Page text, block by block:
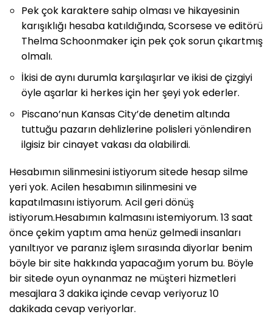
Pek çok karaktere sahip olması ve hikayesinin
karışıklığı hesaba katıldığında, Scorsese ve editörü
Thelma Schoonmaker için pek çok sorun çıkartmış
olmalı.
İkisi de aynı durumla karşılaşırlar ve ikisi de çizgiyi
öyle aşarlar ki herkes için her şeyi yok ederler.
Piscano’nun Kansas City’de denetim altında
tuttuğu pazarın dehlizlerine polisleri yönlendiren
ilgisiz bir cinayet vakası da olabilirdi.
Hesabımın silinmesini istiyorum sitede hesap silme
yeri yok. Acilen hesabımın silinmesini ve
kapatılmasını istiyorum. Acil geri dönüş
istiyorum.Hesabımın kalmasını istemiyorum. 13 saat
önce çekim yaptım ama henüz gelmedi insanları
yanıltıyor ve paranız işlem sırasında diyorlar benim
böyle bir site hakkında yapacağım yorum bu. Böyle
bir sitede oyun oynanmaz ne müşteri hizmetleri
mesajlara 3 dakika içinde cevap veriyoruz 10
dakikada cevap veriyorlar.